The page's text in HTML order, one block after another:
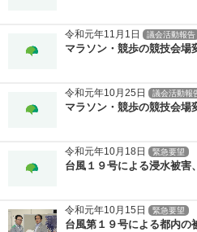
令和元年11月1日 議会活動報告
マラソン・競歩の競技会場
令和元年10月25日 議会活動報
マラソン・競歩の競技会場
令和元年10月18日 緊急要望
台風１９号による浸水被害
令和元年10月15日 緊急要望
台風第１９号による都内の